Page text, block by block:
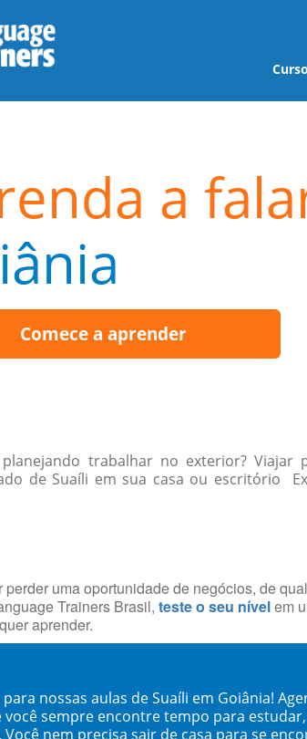
a
Comece a aprender
trabalhar no exterior? Viajar
de Suaíli em sua casa ou escritório
perder uma oportunidade de negócios, de
Trainers Brasil, teste o seu nívelem
aprender.
nossas aulas de Suaíli em Goiânia!
você sempre encontre tempo para
nem precisa sair de casa para se